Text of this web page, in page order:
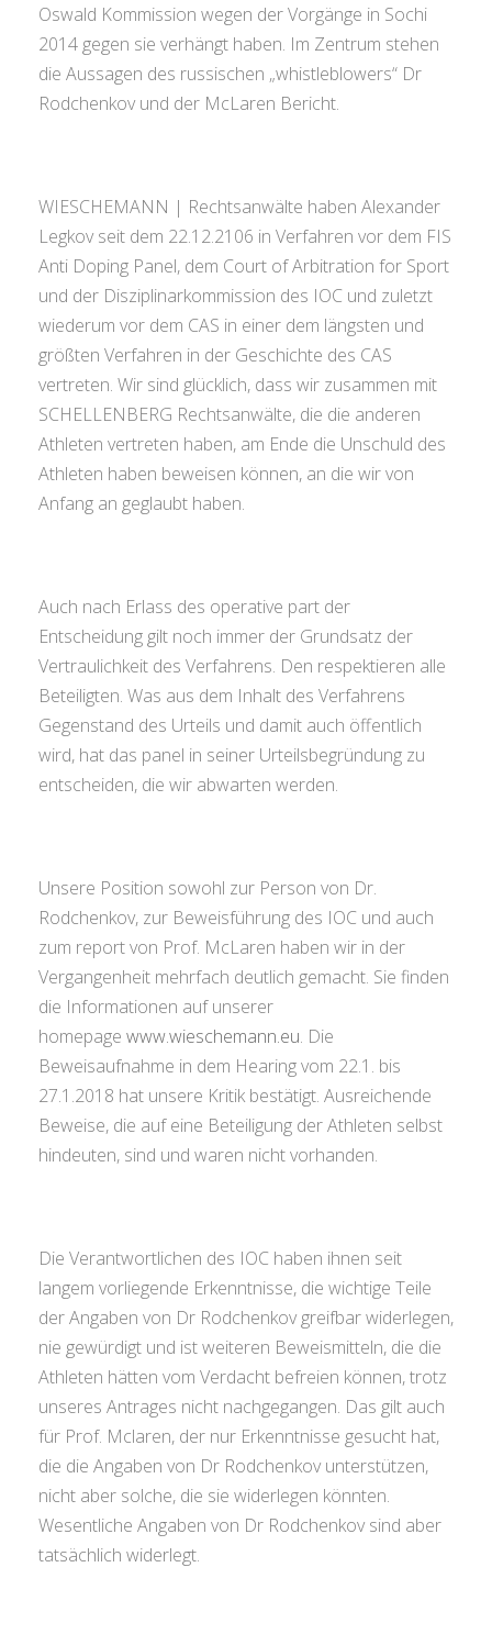
Oswald Kommission wegen der Vorgänge in Sochi
2014 gegen sie verhängt haben. Im Zentrum stehen
die Aussagen des russischen „whistleblowers“ Dr
Rodchenkov und der McLaren Bericht.
WIESCHEMANN | Rechtsanwälte haben Alexander
Legkov seit dem 22.12.2106 in Verfahren vor dem FIS
Anti Doping Panel, dem Court of Arbitration for Sport
und der Disziplinarkommission des IOC und zuletzt
wiederum vor dem CAS in einer dem längsten und
größten Verfahren in der Geschichte des CAS
vertreten. Wir sind glücklich, dass wir zusammen mit
SCHELLENBERG Rechtsanwälte, die die anderen
Athleten vertreten haben, am Ende die Unschuld des
Athleten haben beweisen können, an die wir von
Anfang an geglaubt haben.
Auch nach Erlass des operative part der
Entscheidung gilt noch immer der Grundsatz der
Vertraulichkeit des Verfahrens. Den respektieren alle
Beteiligten. Was aus dem Inhalt des Verfahrens
Gegenstand des Urteils und damit auch öffentlich
wird, hat das panel in seiner Urteilsbegründung zu
entscheiden, die wir abwarten werden.
Unsere Position sowohl zur Person von Dr.
Rodchenkov, zur Beweisführung des IOC und auch
zum report von Prof. McLaren haben wir in der
Vergangenheit mehrfach deutlich gemacht. Sie finden
die Informationen auf unserer
homepage www.wieschemann.eu. Die
Beweisaufnahme in dem Hearing vom 22.1. bis
27.1.2018 hat unsere Kritik bestätigt. Ausreichende
Beweise, die auf eine Beteiligung der Athleten selbst
hindeuten, sind und waren nicht vorhanden.
Die Verantwortlichen des IOC haben ihnen seit
langem vorliegende Erkenntnisse, die wichtige Teile
der Angaben von Dr Rodchenkov greifbar widerlegen,
nie gewürdigt und ist weiteren Beweismitteln, die die
Athleten hätten vom Verdacht befreien können, trotz
unseres Antrages nicht nachgegangen. Das gilt auch
für Prof. Mclaren, der nur Erkenntnisse gesucht hat,
die die Angaben von Dr Rodchenkov unterstützen,
nicht aber solche, die sie widerlegen könnten.
Wesentliche Angaben von Dr Rodchenkov sind aber
tatsächlich widerlegt.